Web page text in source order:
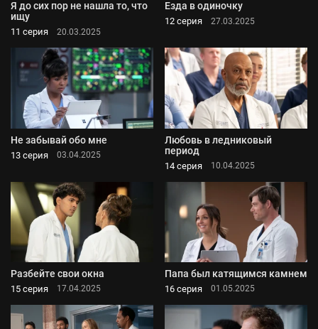
Я до сих пор не нашла то, что
ищу
11 серия 20.03.2025
Езда в одиночку
12 серия 27.03.2025
Не забывай обо мне
13 серия 03.04.2025
Любовь в ледниковый
период
14 серия 10.04.2025
Разбейте свои окна
15 серия 17.04.2025
Папа был катящимся камнем
16 серия 01.05.2025